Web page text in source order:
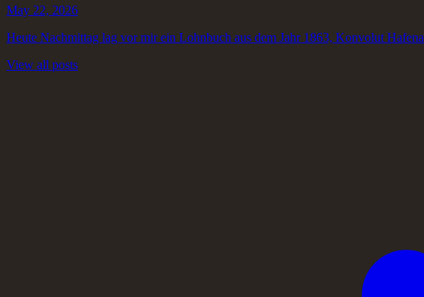
May 22, 2026
Heute Nachmittag lag vor mir ein Lohnbuch aus dem Jahr 1863, Konvolut
View all posts